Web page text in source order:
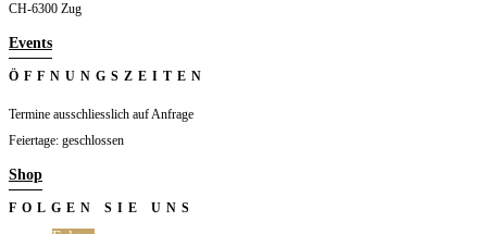
CH-6300 Zug
Events
ÖFFNUNGSZEITEN
Termine ausschliesslich auf Anfrage
Feiertage: geschlossen
Shop
FOLGEN SIE UNS